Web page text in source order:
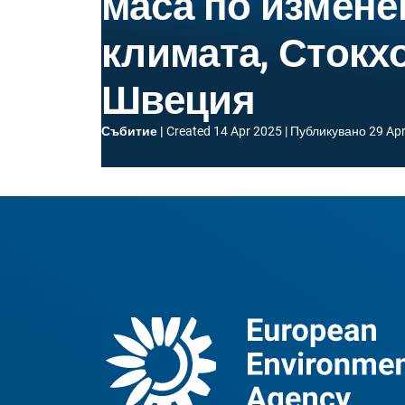
климата,
Швеция
Събитие Created 14 Apr 2025 Публикувано29